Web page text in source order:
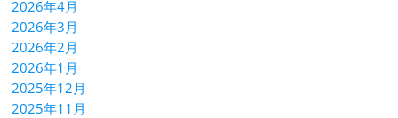
2026年4月
2026年3月
2026年2月
2026年1月
2025年12月
2025年11月